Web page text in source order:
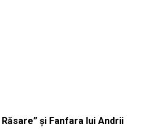
și Fanfara lui Andrii